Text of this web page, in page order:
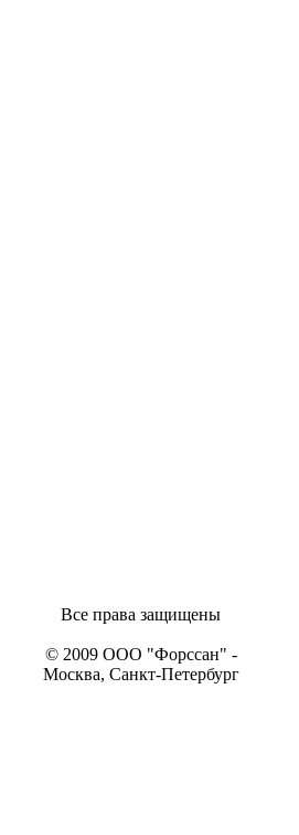
Все права защищены
© 2009 ООО "Форссан" -
Москва, Санкт-Петербург